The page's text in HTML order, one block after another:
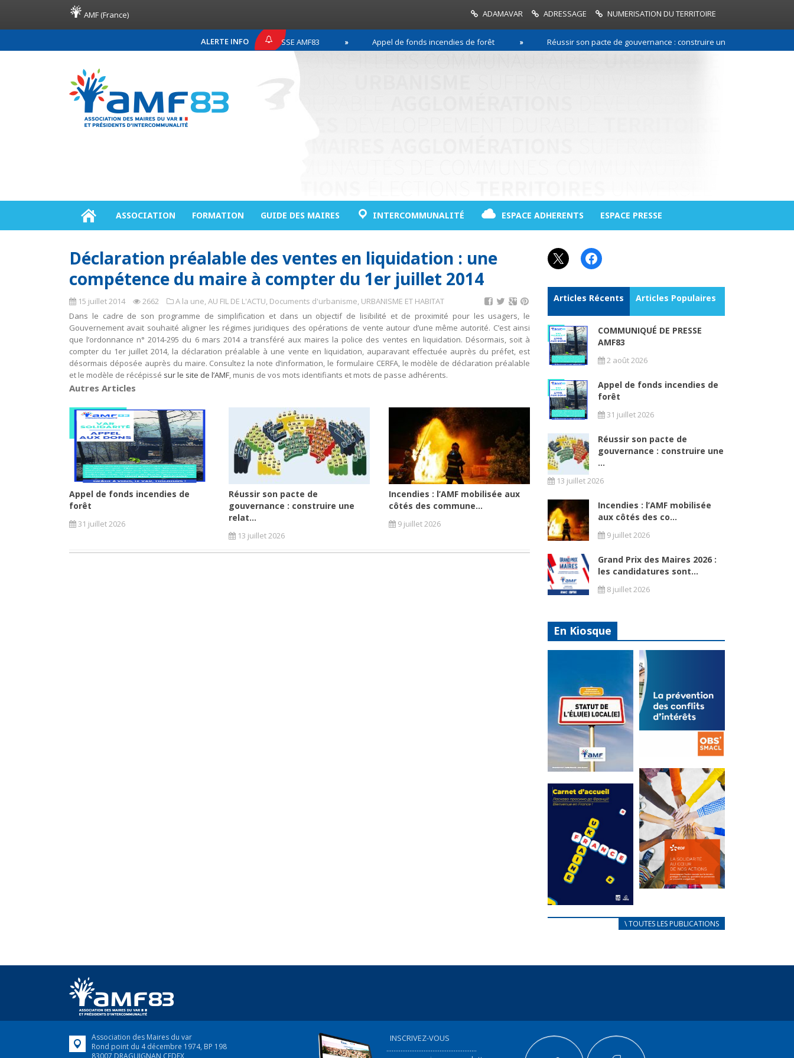
AMF (France) ADAMAVAR ADRESSAGE NUMERISATION DU TERRITOIRE
ALERTE INFO
COMMUNIQUÉ DE PRESSE AMF83 Appel de fonds incendies de forêt Réussir son pacte de gouvernance : construire une relation de
ASSOCIATION FORMATION GUIDE DES MAIRES INTERCOMMUNALITÉ ESPACE ADHERENTS ESPACE PRESSE
Déclaration préalable des ventes en liquidation : une
compétence du maire à compter du 1er juillet 2014
15 juillet 2014 2662 A la une,AU FIL DE L'ACTU, Documents d'urbanisme, URBANISME ET HABITAT
Dans le cadre de son programme de simplification et dans un objectif de lisibilité et de proximité pour les usagers, le
Gouvernement avait souhaité aligner les régimes juridiques des opérations de vente autour d’une même autorité. C’est ainsi
que l’ordonnance n° 2014-295 du 6 mars 2014 a transféré aux maires la police des ventes en liquidation. Désormais, soit à
compter du 1er juillet 2014, la déclaration préalable à une vente en liquidation, auparavant effectuée auprès du préfet, est
désormais déposée auprès du maire. Consultez la note d’information, le formulaire CERFA, le modèle de déclaration préalable
et le modèle de récépissé sur le site de l’AMF, munis de vos mots identifiants et mots de passe adhérents.
Autres Articles
Appel de fonds incendies de
forêt
31 juillet 2026
Réussir son pacte de
gouvernance : construire une
relat...
13 juillet 2026
Incendies : l’AMF mobilisée aux
côtés des commune...
9 juillet 2026
X Facebook
Articles Récents Articles Populaires
COMMUNIQUÉ DE PRESSE
AMF83
2 août 2026
Appel de fonds incendies de
forêt
31 juillet 2026
Réussir son pacte de
gouvernance : construire une
...
13 juillet 2026
Incendies : l’AMF mobilisée
aux côtés des co...
9 juillet 2026
Grand Prix des Maires 2026 :
les candidatures sont...
8 juillet 2026
En Kiosque
Statut de
l’élu local
Mise à jour avril
2024
FEUILLETER
La
prévention
des conflits
d’intérêts
18 septembre 2023
FEUILLETER
au coeur de
nos actions
en France,...
FEUILLETER
\ TOUTES LES PUBLICATIONS
Association des Maires du var
Rond point du 4 décembre 1974, BP 198
83007 DRAGUIGNAN CEDEX
INSCRIVEZ-VOUS
...................................................